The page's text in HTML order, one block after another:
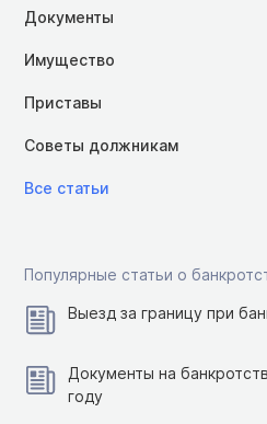
Документы
Имущество
Приставы
Советы должникам
Все статьи
Популярные статьи о
Выезд за границу при
Документы на
году